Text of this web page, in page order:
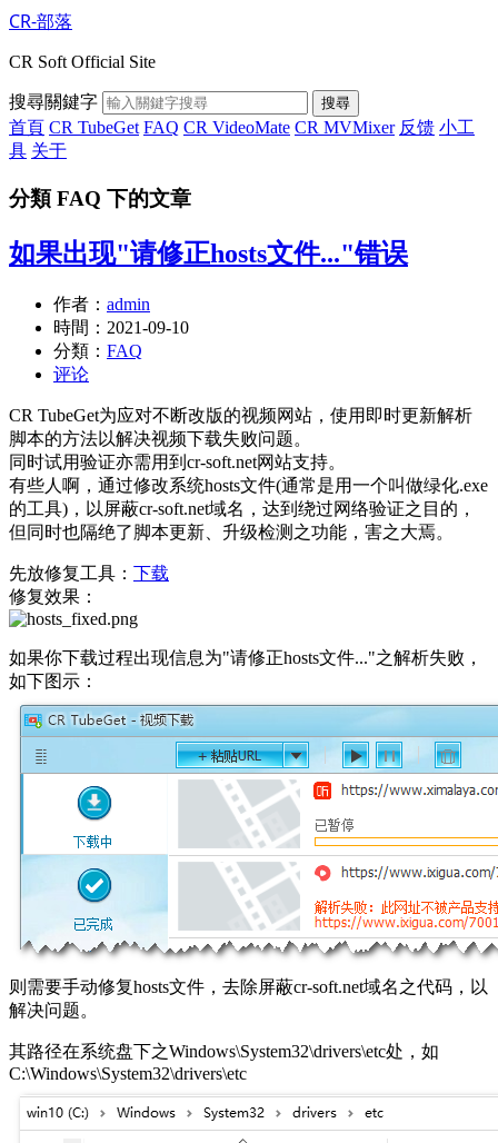
CR-部落
CR Soft Official Site
搜尋關鍵字 搜尋
首頁 CR TubeGet FAQ CR VideoMate CR MVMixer 反馈 小工
具 关于
分類 FAQ 下的文章
如果出现"请修正hosts文件..."错误
作者： admin
時間： 2021-09-10
分類： FAQ
评论
CR TubeGet为应对不断改版的视频网站，使用即时更新解析
脚本的方法以解决视频下载失败问题。
同时试用验证亦需用到cr-soft.net网站支持。
有些人啊，通过修改系统hosts文件(通常是用一个叫做绿化.exe
的工具)，以屏蔽cr-soft.net域名，达到绕过网络验证之目的，
但同时也隔绝了脚本更新、升级检测之功能，害之大焉。
先放修复工具： 下载
修复效果：
如果你下载过程出现信息为"请修正hosts文件..."之解析失败，
如下图示：
则需要手动修复hosts文件，去除屏蔽cr-soft.net域名之代码，以
解决问题。
其路径在系统盘下之Windows\System32\drivers\etc处，如
C:\Windows\System32\drivers\etc